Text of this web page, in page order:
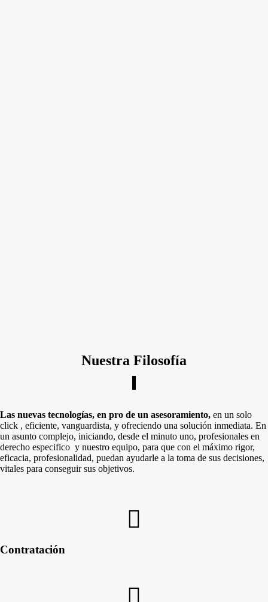
Nuestra Filosofía
Las nuevas tecnologías, en pro de un asesoramiento, en un solo
click , eficiente, vanguardista, y ofreciendo una solución inmediata. En
un asunto complejo, iniciando, desde el minuto uno, profesionales en
derecho especifico y nuestro equipo, para que con el máximo rigor,
eficacia, profesionalidad, puedan ayudarle a la toma de sus decisiones,
vitales para conseguir sus objetivos.
Contratación